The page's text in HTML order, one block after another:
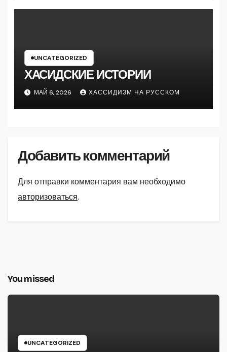
UNCATEGORIZED
ХАСИДСКИЕ ИСТОРИИ
МАЙ 6, 2026 ХАССИДИЗМ НА РУССКОМ
Добавить комментарий
Для отправки комментария вам необходимо
авторизоваться.
You missed
UNCATEGORIZED